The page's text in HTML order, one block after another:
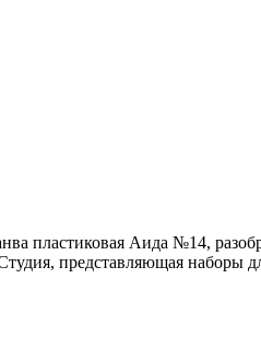
пластиковая Аида №14,
представляющая